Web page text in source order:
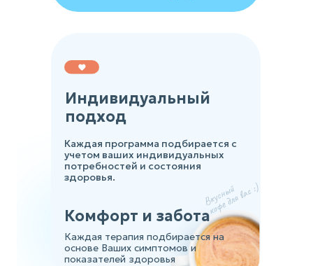
Индивидуальный
подход
Каждая программа подбирается с
учетом ваших индивидуальных
потребностей и состояния
здоровья.
Комфорт и забота
Каждая терапия подбирается на
основе Ваших симптомов и
показателей здоровья